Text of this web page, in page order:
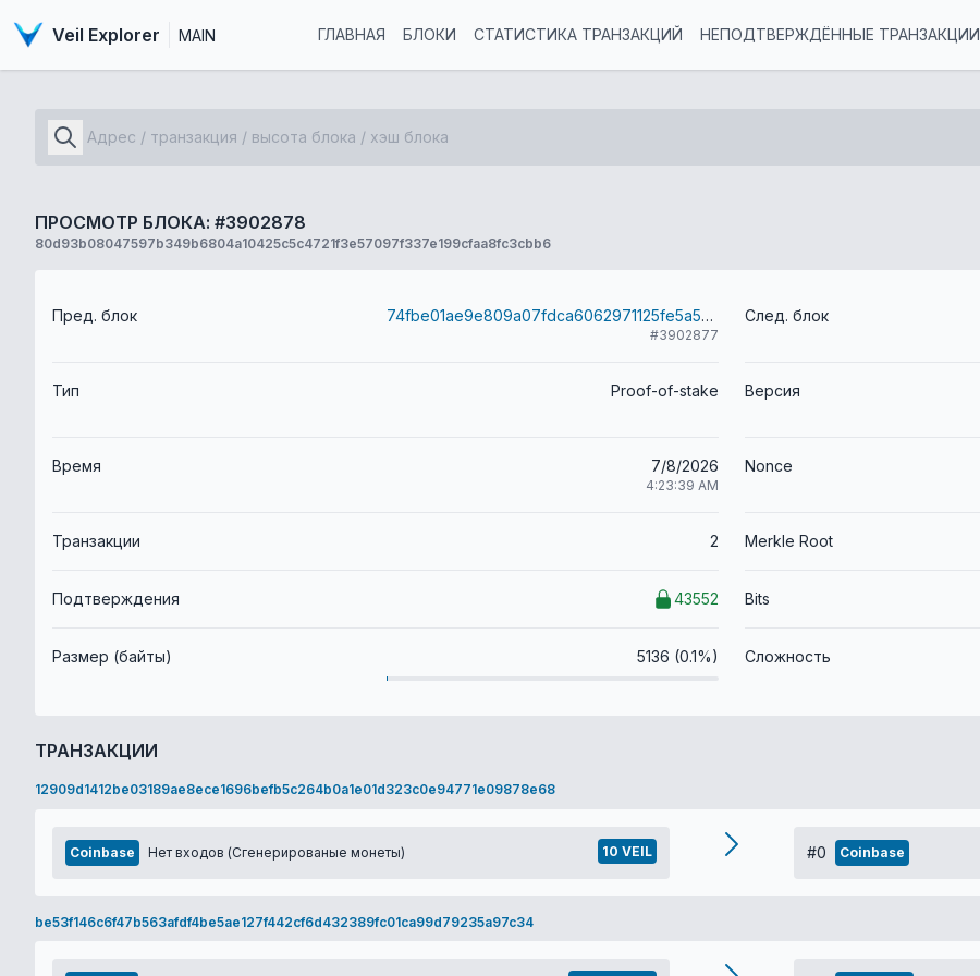
Veil Explorer MAIN ГЛАВНАЯ БЛОКИ СТАТИСТИКА ТРАНЗАКЦИЙ НЕПОДТВЕРЖДЁННЫЕ ТРАНЗАКЦИИ
ПРОСМОТР БЛОКА: #3902878
80d93b08047597b349b6804a10425c5c4721f3e57097f337e199cfaa8fc3cbb6
Пред. блок 74fbe01ae9e809a07fdca6062971125fe5a577b177c52b8c1d2a529602afe154
#3902877
След. блок
Тип Proof-of-stake Версия
Время 7/8/2026
4:23:39 AM
Nonce
Транзакции 2 Merkle Root
Подтверждения 43552 Bits
Размер (байты) 5136 (0.1%) Сложность
ТРАНЗАКЦИИ
12909d1412be03189ae8ece1696befb5c264b0a1e01d323c0e94771e09878e68
Coinbase Нет входов (Сгенерированые монеты) 10 VEIL #0 Coinbase
be53f146c6f47b563afdf4be5ae127f442cf6d432389fc01ca99d79235a97c34